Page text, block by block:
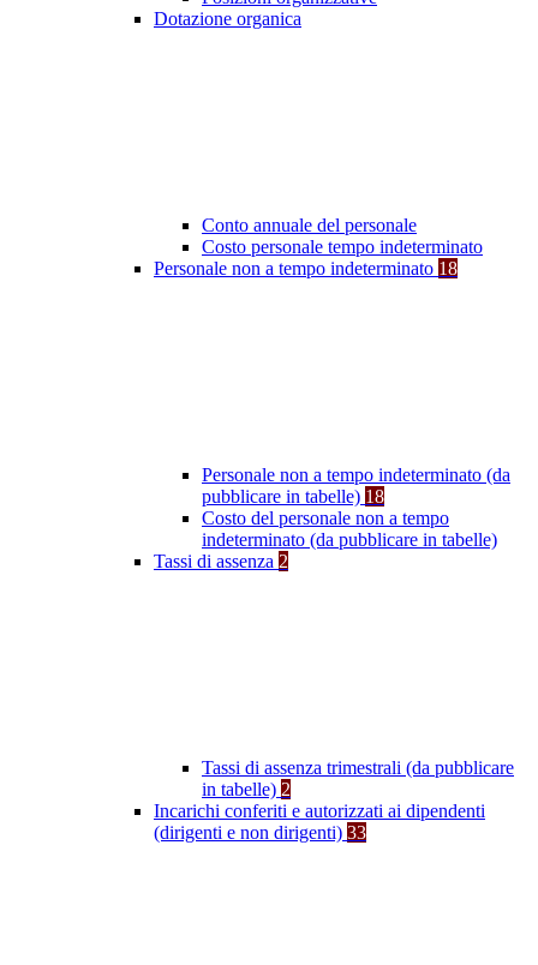
Dotazione organica
Conto annuale del personale
Costo personale tempo indeterminato
Personale non a tempo indeterminato 18
Personale non a tempo indeterminato (da
pubblicare in tabelle) 18
Costo del personale non a tempo
indeterminato (da pubblicare in tabelle)
Tassi di assenza 2
Tassi di assenza trimestrali (da pubblicare
in tabelle) 2
Incarichi conferiti e autorizzati ai dipendenti
(dirigenti e non dirigenti) 33